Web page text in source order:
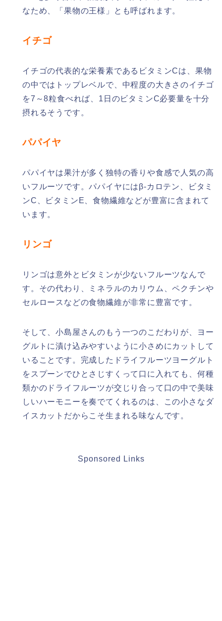
なため、「果物の王様」とも呼ばれます。
イチゴ
イチゴの代表的な栄養素であるビタミンCは、果物
の中ではトップレベルで、中程度の大きさのイチゴ
を7～8粒食べれば、1日のビタミンC必要量を十分
摂れるそうです。
パパイヤ
パパイヤは果汁が多く独特の香りや食感で人気の高
いフルーツです。パパイヤにはβ-カロテン、ビタミ
ンC、ビタミンE、食物繊維などが豊富に含まれて
います。
リンゴ
リンゴは意外とビタミンが少ないフルーツなんで
す。その代わり、ミネラルのカリウム、ペクチンや
セルロースなどの食物繊維が非常に豊富です。
そして、小島屋さんのもう一つのこだわりが、ヨー
グルトに漬け込みやすいように小さめにカットして
いることです。完成したドライフルーツヨーグルト
をスプーンでひとさじすくって口に入れても、何種
類かのドライフルーツが交じり合って口の中で美味
しいハーモニーを奏でてくれるのは、この小さなダ
イスカットだからこそ生まれる味なんです。
Sponsored Links